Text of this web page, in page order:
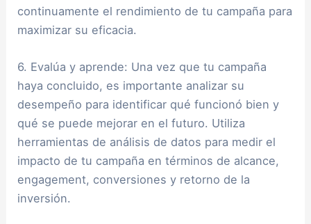
continuamente el rendimiento de tu campaña para
maximizar su eficacia.
6. Evalúa y aprende: Una vez que tu campaña
haya concluido, es importante analizar su
desempeño para identificar qué funcionó bien y
qué se puede mejorar en el futuro. Utiliza
herramientas de análisis de datos para medir el
impacto de tu campaña en términos de alcance,
engagement, conversiones y retorno de la
inversión.